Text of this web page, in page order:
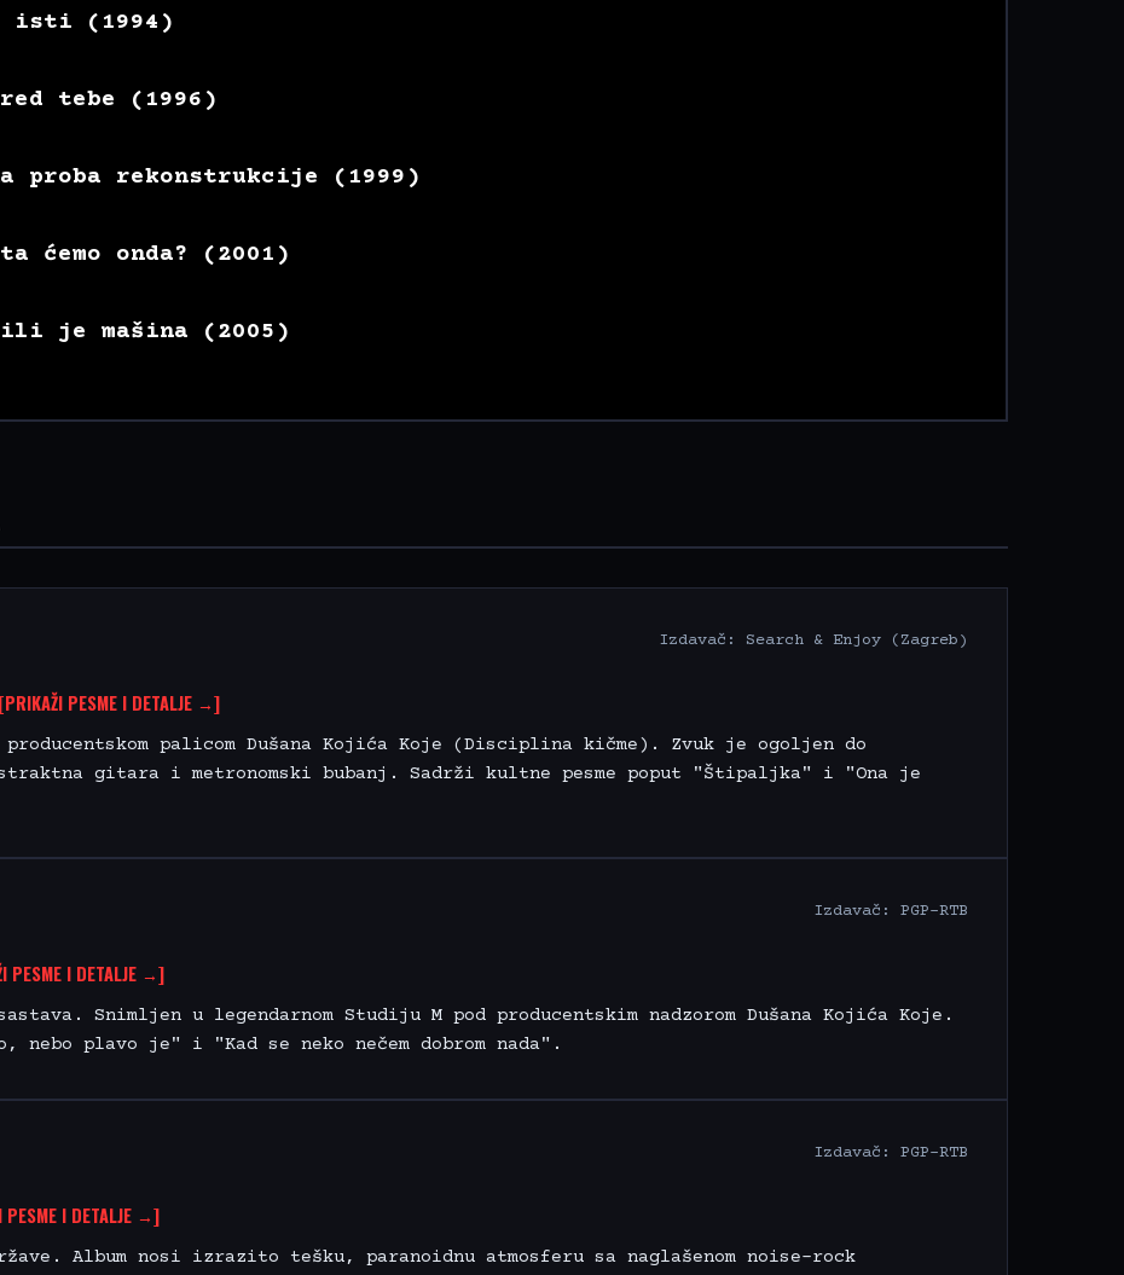
isti (1994)
tebe (1996)
proba rekonstrukcije (1999)
ćemo onda? (2001)
je mašina (2005)
Izdavač: Search & Enjoy (Zagreb)
[PRIKAŽI PESME I DETALJE →]
palicom Dušana Kojića Koje (Disciplina kičme). Zvuk je ogoljen do
gitara i metronomski bubanj. Sadrži kultne pesme poput "Štipaljka" i "Ona je
Izdavač: PGP-RTB
PESME I DETALJE →]
Snimljen u legendarnom Studiju M pod producentskim nadzorom Dušana Kojića Koje.
nebo plavo je" i "Kad se neko nečem dobrom nada".
Izdavač: PGP-RTB
PESME I DETALJE →]
Album nosi izrazito tešku, paranoidnu atmosferu sa naglašenom noise-rock